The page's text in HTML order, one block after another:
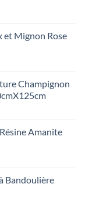
et Mignon Rose
Champignon
Amanite
Bandoulière